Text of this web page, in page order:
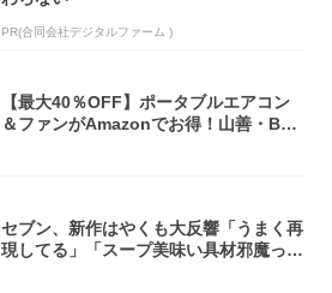
PR(合同会社デジタルファーム )
【最大40％OFF】ポータブルエアコン
＆ファンがAmazonでお得！山善・Bo
セブン、新作はやくも大反響「うまく再
現してる」「スープ美味い具材邪魔って